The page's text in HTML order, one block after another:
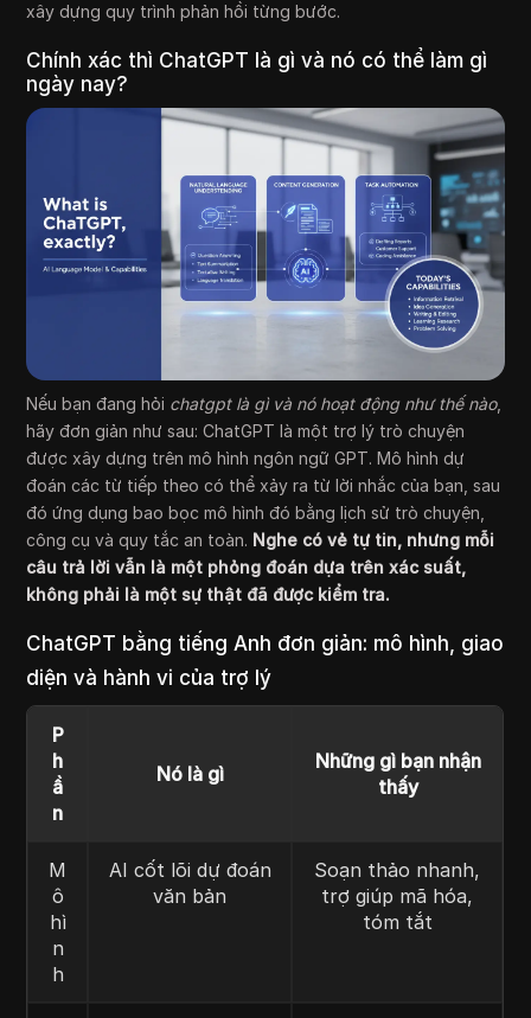
xây dựng quy trình phản hồi từng bước.
Chính xác thì ChatGPT là gì và nó có thể làm gì
ngày nay?
Nếu bạn đang hỏi chatgpt là gì và nó hoạt động như thế nào,
hãy đơn giản như sau: ChatGPT là một trợ lý trò chuyện
được xây dựng trên mô hình ngôn ngữ GPT. Mô hình dự
đoán các từ tiếp theo có thể xảy ra từ lời nhắc của bạn, sau
đó ứng dụng bao bọc mô hình đó bằng lịch sử trò chuyện,
công cụ và quy tắc an toàn. Nghe có vẻ tự tin, nhưng mỗi
câu trả lời vẫn là một phỏng đoán dựa trên xác suất,
không phải là một sự thật đã được kiểm tra.
ChatGPT bằng tiếng Anh đơn giản: mô hình, giao
diện và hành vi của trợ lý
P
h
ầ
n
Nó là gì
Những gì bạn nhận
thấy
M
ô
hì
n
h
AI cốt lõi dự đoán
văn bản
Soạn thảo nhanh,
trợ giúp mã hóa,
tóm tắt